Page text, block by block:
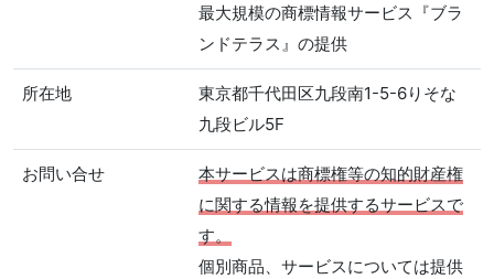
最大規模の商標情報サービス『ブラ
ンドテラス』の提供
所在地
東京都千代田区九段南1-5-6りそな
九段ビル5F
お問い合せ
本サービスは商標権等の知的財産権
に関する情報を提供するサービスで
す。
個別商品、サービスについては提供